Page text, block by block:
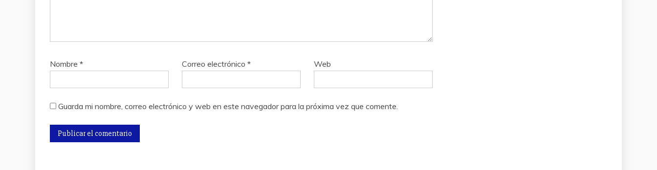
Nombre * Correo electrónico* Web
Guarda mi nombre, correo electrónico y web en este navegador para la próxima vez que comente.